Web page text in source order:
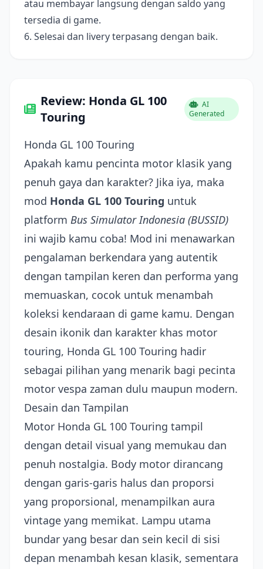
atau membayar langsung dengan saldo yang
tersedia di game.
6. Selesai dan livery terpasang dengan baik.
Review: Honda GL 100
Touring
AI
Generated
Honda GL 100 Touring
Apakah kamu pencinta motor klasik yang
penuh gaya dan karakter? Jika iya, maka
mod Honda GL 100 Touring untuk
platform Bus Simulator Indonesia (BUSSID)
ini wajib kamu coba! Mod ini menawarkan
pengalaman berkendara yang autentik
dengan tampilan keren dan performa yang
memuaskan, cocok untuk menambah
koleksi kendaraan di game kamu. Dengan
desain ikonik dan karakter khas motor
touring, Honda GL 100 Touring hadir
sebagai pilihan yang menarik bagi pecinta
motor vespa zaman dulu maupun modern.
Desain dan Tampilan
Motor Honda GL 100 Touring tampil
dengan detail visual yang memukau dan
penuh nostalgia. Body motor dirancang
dengan garis-garis halus dan proporsi
yang proporsional, menampilkan aura
vintage yang memikat. Lampu utama
bundar yang besar dan sein kecil di sisi
depan menambah kesan klasik, sementara